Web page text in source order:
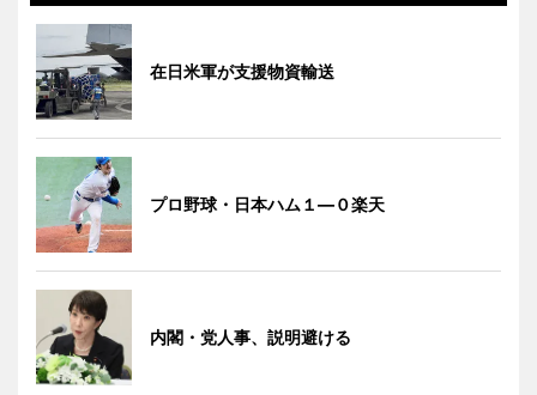
在日米軍が支援物資輸送
プロ野球・日本ハム１―０楽天
内閣・党人事、説明避ける